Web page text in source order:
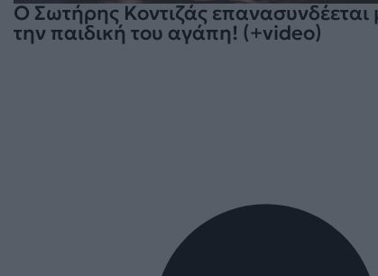
Ο Σωτήρης Κοντιζάς επανασυνδέεται
την παιδική του αγάπη! (+video)